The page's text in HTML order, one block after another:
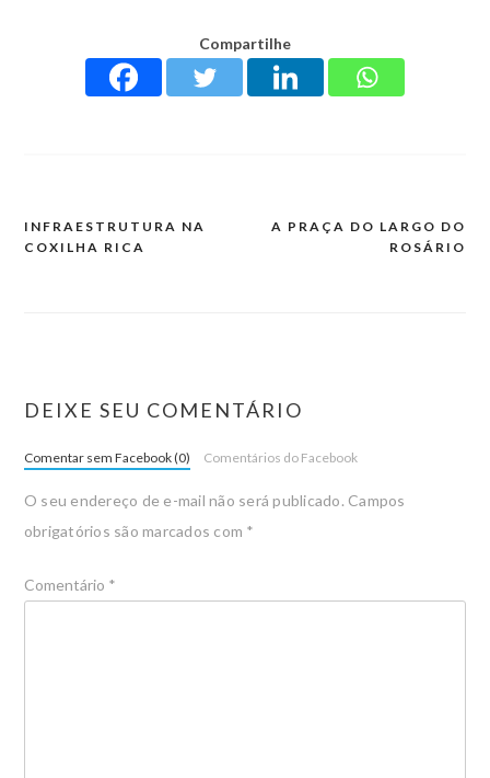
Compartilhe
INFRAESTRUTURA NA
COXILHA RICA
A PRAÇA DO LARGO DO
ROSÁRIO
DEIXE SEU COMENTÁRIO
Comentar sem Facebook (0) Comentários do Facebook
O seu endereço de e-mail não será publicado. Campos
obrigatórios são marcados com *
Comentário *